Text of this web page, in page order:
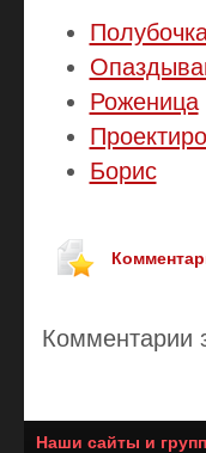
Роженица
Борис
Комментарии
Наши сайты и